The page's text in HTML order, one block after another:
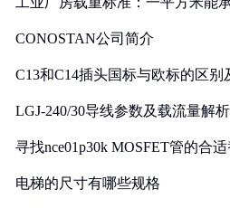
CONOSTAN公司简介
C13和C14插头国标与欧标的区别
LGJ-240/30导线参数及载流量解析
寻找nce01p30k MOSFET管的合
电梯的尺寸有哪些规格